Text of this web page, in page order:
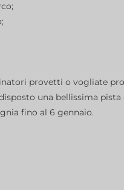
provetti o vogliate
una bellissima
fino al 6 gennaio.